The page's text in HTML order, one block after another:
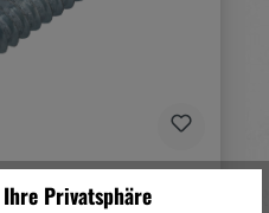
7981 (VE=25)
Privatsphäre